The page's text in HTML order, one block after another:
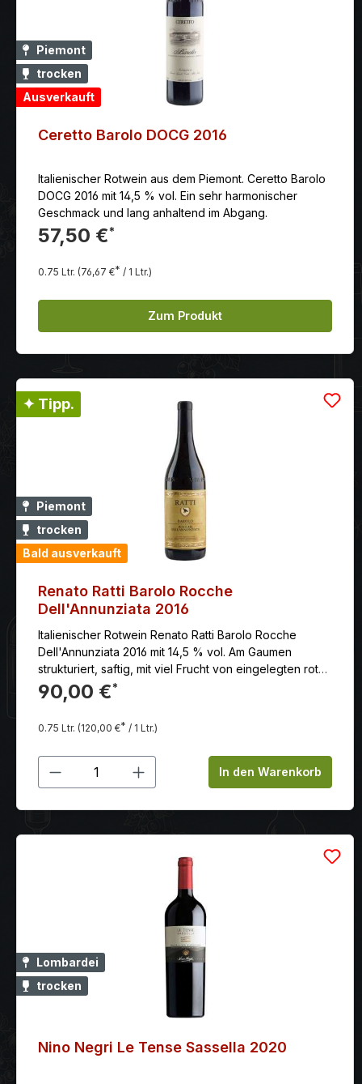
Piemont
trocken
Ausverkauft
Ceretto Barolo DOCG 2016
Italienischer Rotwein aus dem Piemont. Ceretto Barolo
DOCG 2016 mit 14,5 % vol. Ein sehr harmonischer
Geschmack und lang anhaltend im Abgang.
57,50 €*
0.75 Ltr. (76,67 €* / 1 Ltr.)
Zum Produkt
✦ Tipp.
Piemont
trocken
Bald ausverkauft
Renato Ratti Barolo Rocche
Dell'Annunziata 2016
Italienischer Rotwein Renato Ratti Barolo Rocche
Dell'Annunziata 2016 mit 14,5 % vol. Am Gaumen
strukturiert, saftig, mit viel Frucht von eingelegten roten
Früchten, dazu etwas Leder, Trüffel und Karamell.
Langer, eleganter Nachhall.
90,00 €*
0.75 Ltr. (120,00 €* / 1 Ltr.)
Produkt Anzahl: Gib denIn den Warenkorb
Lombardei
trocken
Nino Negri Le Tense Sassella 2020